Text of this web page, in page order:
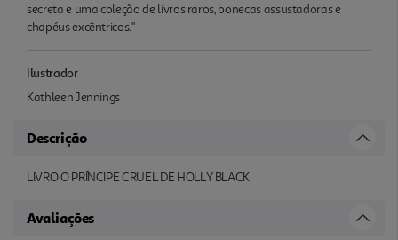
secreta e uma coleção de livros raros, bonecas assustadoras e
chapéus excêntricos."
Ilustrador
Kathleen Jennings
Descrição
LIVRO O PRÍNCIPE CRUEL DE HOLLY BLACK
Avaliações